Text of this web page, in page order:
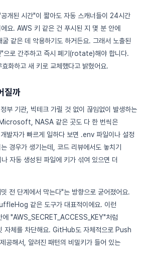
개된 시간"이 짧아도 자동 스캐너들이 24시간
요. AWS 키 같은 건 푸시된 지 몇 분 안에
같은 데 악용하기도 하거든요. 그래서 노출된
으로 간주하고 즉시 폐기(rotate)해야 합니다.
화하고 새 키로 교체했다고 밝혔어요.
질까
부 기관, 빅테크 가릴 것 없이 끊임없이 발생하는
NASA 같은 곳도 다 한 번씩은
발자가 빠르게 일하다 보면 .env 파일이나 설정
경우가 생기는데, 코드 리뷰에서도 놓치기
자동 생성된 파일에 키가 섞여 있으면 더
전 단계에서 막는다"는 방향으로 굳어졌어요.
같은 도구가 대표적이에요. 이런
에 "AWS_SECRET_ACCESS_KEY"처럼
자체를 차단해요. GitHub도 자체적으로 Push
해서, 알려진 패턴의 비밀키가 들어 있는